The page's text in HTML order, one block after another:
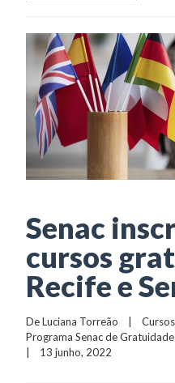
Senac
cursos
Recife e
De Luciana Torreão
    |
Cursos
Programa Senac de Gratuidade
|    13 junho, 2022